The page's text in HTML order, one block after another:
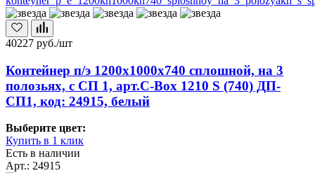
40227 руб./шт
Контейнер п/э 1200х1000х740 сплошной, на 3
полозьях, с СП 1, арт.C-Box 1210 S (740) ДП-
СП1, код: 24915, белый
Выберите цвет:
Купить в 1 клик
Есть в наличии
Арт.: 24915